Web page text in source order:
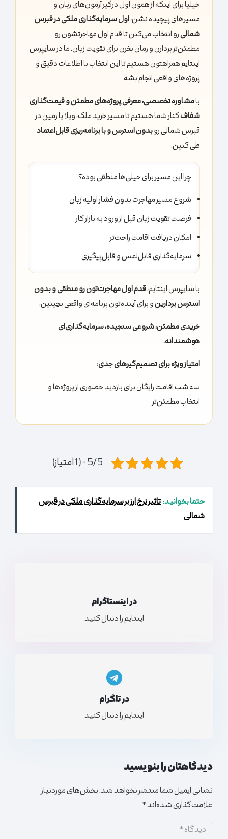
خیلیا برای اینکه از همون اول درگیر آزمون‌های زبان و
مسیرهای پیچیده نشن،اول سرمایه‌گذاری ملکی در قبرس
شمالیرو انتخاب می‌کنن تا قدم اول مهاجرتشون رو
مطمئن‌تر بردارن و زمان بخرن برای تقویت زبان. ما در سایپرس
اینتایم همراهتون هستیم تا این انتخاب با اطلاعات دقیق و
پروژه‌های واقعی انجام بشه.
بامشاوره تخصصی، معرفی پروژه‌های مطمئن و قیمت‌گذاری
شفافکنار شما هستیم تا مسیر خرید ملک، ویلا یا زمین در
قبرس شمالی روبدون استرس و با برنامه‌ریزی قابل‌اعتماد
طی کنین.
چرا این مسیر برای خیلی‌ها منطقی بوده؟
شروع مسیر مهاجرت بدون فشار اولیه زبان
فرصت تقویت زبان قبل از ورود به بازار کار
امکان دریافت اقامت راحت‌تر
سرمایه‌گذاری قابل‌لمس و قابل‌پیگیری
با سایپرس اینتایم،قدم اول مهاجرت‌تون رو منطقی و بدون
استرس بردارینو برای آینده‌تون برنامه‌ای واقعی بچینین،
خریدی مطمئن، شروعی سنجیده، سرمایه‌گذاری‌ای
هوشمندانه.
امتیاز ویژه برای تصمیم‌گیرهای جدی:
سه شب اقامت رایگان برای بازدید حضوری از پروژه‌ها و
انتخاب مطمئن‌تر
5/5 - (1 امتیاز)
حتما بخوانید:تاثیر نرخ ارز بر سرمایه‌گذاری ملکی در قبرس
شمالی
در اینستاگرام
اینتایم را دنبال کنید
در تلگرام
اینتایم را دنبال کنید
دیدگاهتان را بنویسید
نشانی ایمیل شما منتشر نخواهد شد.بخش‌های موردنیاز
علامت‌گذاری شده‌اند*